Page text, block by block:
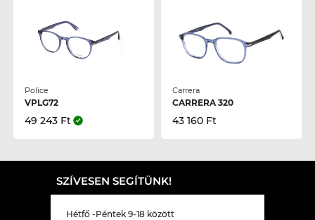
Police
VPLG72
49 243 Ft
Carrera
CARRERA 320
43 160 Ft
SZÍVESEN SEGÍTÜNK!
Hétfő -Péntek 9-18 között